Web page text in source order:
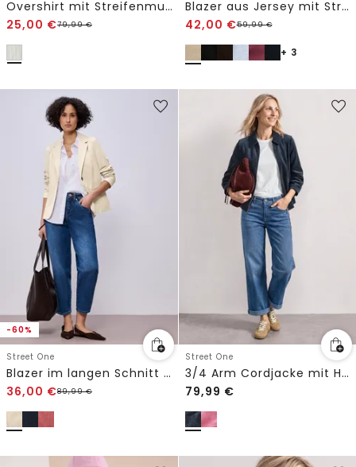
Overshirt mit Streifenmuster
25,00 €79,99€
Blazer aus Jersey mit Struktur
42,00 €59,99€
+ 3
-60%
Street One
Blazer im langen Schnitt mit Struktur
36,00 €89,99€
Street One
3/4 Arm Cordjacke mit Hemdkragen
79,99 €